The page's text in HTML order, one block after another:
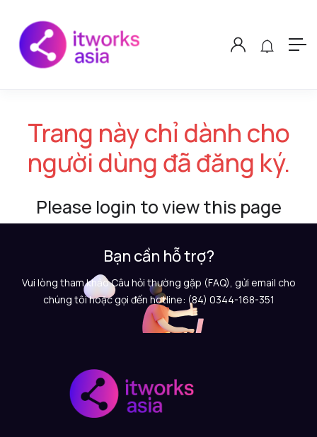
Trang này chỉ dành cho
người dùng đã đăng ký.
Please login to view this page
Bạn cần hỗ trợ?
Vui lòng tham khảo Câu hỏi thường gặp (FAQ), gửi email cho
chúng tôi hoặc gọi đến hotline: (84) 0344-168-351